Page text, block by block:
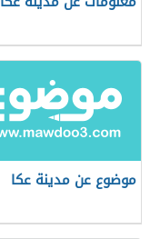
موضوع عن مدينة عكا